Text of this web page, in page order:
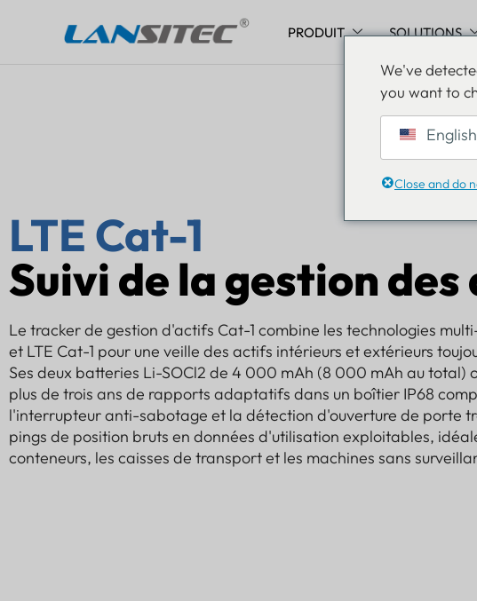
PRODUIT SOLUTIONS
LTE Cat-1
Suivi de la gestion
Le tracker de gestion d'actifs Cat-1 combine les technologies
et LTE Cat-1 pour une veille des actifs intérieurs et extérieurs
Ses deux batteries Li-SOCl2 de 4 000 mAh (8 000 mAh au total)
plus de trois ans de rapports adaptatifs dans un boîtier IP68
l'interrupteur anti-sabotage et la détection d'ouverture de porte
pings de position bruts en données d'utilisation exploitables,
conteneurs, les caisses de transport et les machines sans
We've
you want to
English
Close and do